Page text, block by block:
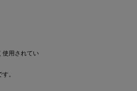
使用されてい
。